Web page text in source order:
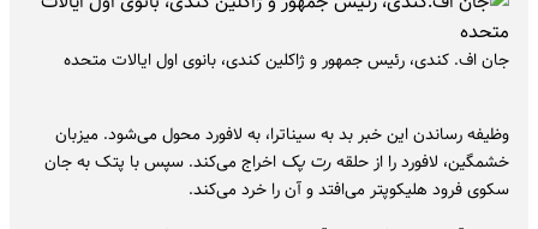
جان اف.‌ کندی، رئیس جمهور و ژاکلین کندی، بانوی اول ایالات متحده
وظیفه رساندن این خبر بد به سیناترا، به لافورد محول می‌شود. میزبان
خشمگین، لافورد را از حلقه‌رت پک اخراج می‌کند. سپس با پتک به جان
سکوی فرود هلیکوپتر می‌افتد و آن را خرد می‌کند.